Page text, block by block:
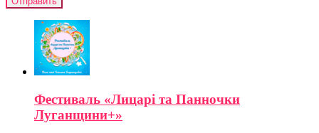
Фестиваль «Лицарі та Панночки
Луганщини+»